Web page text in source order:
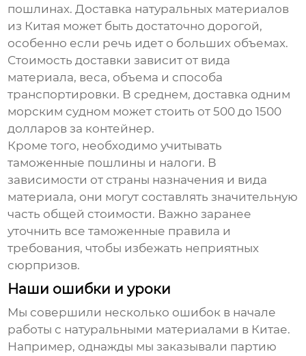
пошлинах. Доставка натуральных материалов
из Китая может быть достаточно дорогой,
особенно если речь идет о больших объемах.
Стоимость доставки зависит от вида
материала, веса, объема и способа
транспортировки. В среднем, доставка одним
морским судном может стоить от 500 до 1500
долларов за контейнер.
Кроме того, необходимо учитывать
таможенные пошлины и налоги. В
зависимости от страны назначения и вида
материала, они могут составлять значительную
часть общей стоимости. Важно заранее
уточнить все таможенные правила и
требования, чтобы избежать неприятных
сюрпризов.
Наши ошибки и уроки
Мы совершили несколько ошибок в начале
работы с натуральными материалами в Китае.
Например, однажды мы заказывали партию